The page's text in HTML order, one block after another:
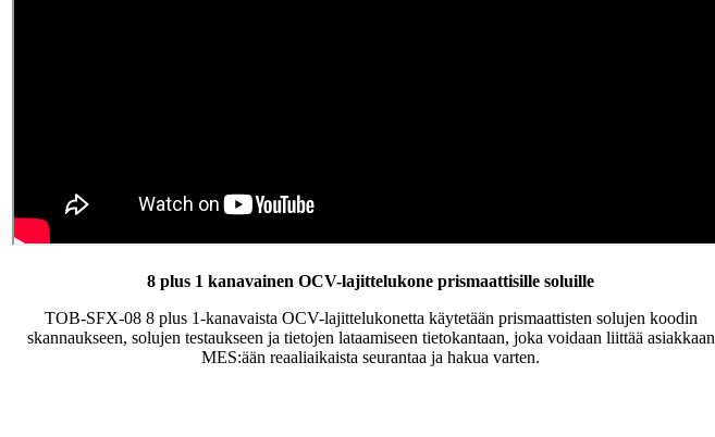
8 plus 1 kanavainen OCV-lajittelukone prismaattisille soluille
TOB-SFX-08 8 plus 1-kanavaista OCV-lajittelukonetta käytetään prismaattisten solujen koodin
skannaukseen, solujen testaukseen ja tietojen lataamiseen tietokantaan, joka voidaan liittää asiakkaan
MES:ään reaaliaikaista seurantaa ja hakua varten.